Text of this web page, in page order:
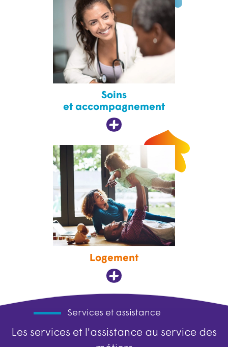
Soins
et accompagnement
Logement
Services et assistance
Les services et l'assistance au service des